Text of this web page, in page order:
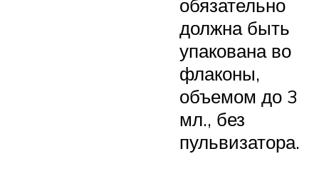
обязательно
должна быть
упакована во
флаконы,
объемом до 3
мл., без
пульвизатора.